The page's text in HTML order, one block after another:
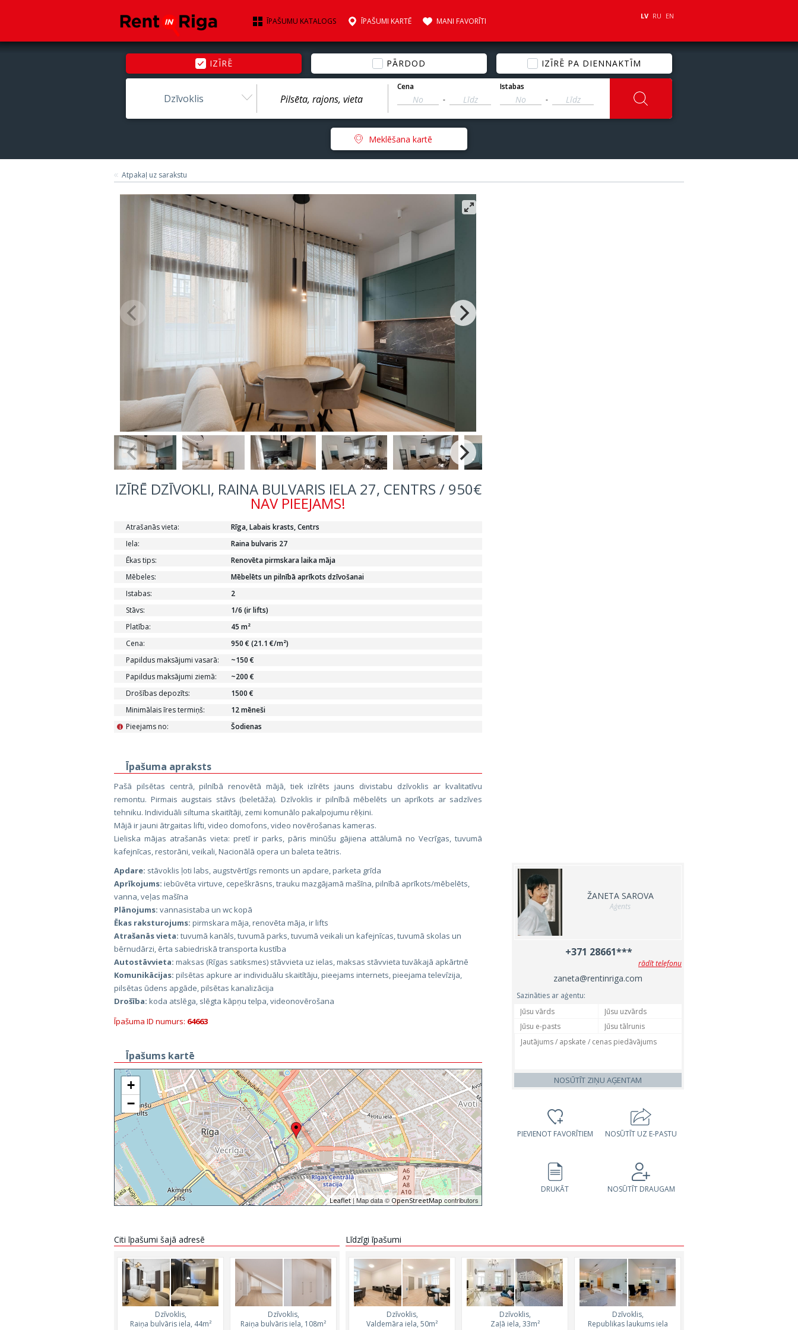
ĪPAŠUMU KATALOGS ĪPAŠUMI KARTĒ MANI FAVORĪTI
LV RU EN
IZĪRĒ PĀRDOD IZĪRĒ PA DIENNAKTĪM
Dzīvoklis
Cena
-
Istabas
-
Meklēšana kartē
Atpakaļ uz sarakstu
IZĪRĒ DZĪVOKLI, RAINA BULVARIS IELA 27, CENTRS / 950€
NAV PIEEJAMS!
Atrašanās vieta:
Rīga, Labais krasts, Centrs
Iela:
Raina bulvaris 27
Ēkas tips:
Renovēta pirmskara laika māja
Mēbeles:
Mēbelēts un pilnībā aprīkots dzīvošanai
Istabas:
2
Stāvs:
1/6 (ir lifts)
Platība:
45 m²
Cena:
950 € (21.1 €/m²)
Papildus maksājumi vasarā:
~150 €
Papildus maksājumi ziemā:
~200 €
Drošības depozīts:
1500 €
Minimālais īres termiņš:
12 mēneši
Pieejams no:
i Šodienas
Īpašuma apraksts
Pašā pilsētas centrā, pilnībā renovētā mājā, tiek izīrēts jauns divistabu dzīvoklis ar kvalitatīvu
remontu. Pirmais augstais stāvs (beletāža). Dzīvoklis ir pilnībā mēbelēts un aprīkots ar sadzīves
tehniku. Individuāli siltuma skaitītāji, zemi komunālo pakalpojumu rēķini.
Mājā ir jauni ātrgaitas lifti, video domofons, video novērošanas kameras.
Lieliska mājas atrašanās vieta: pretī ir parks, pāris minūšu gājiena attālumā no Vecrīgas, tuvumā
kafejnīcas, restorāni, veikali, Nacionālā opera un baleta teātris.
Apdare: stāvoklis ļoti labs, augstvērtīgs remonts un apdare, parketa grīda
Aprīkojums: iebūvēta virtuve, cepeškrāsns, trauku mazgājamā mašīna, pilnībā aprīkots/mēbelēts,
vanna, veļas mašīna
Plānojums: vannasistaba un wc kopā
Ēkas raksturojums: pirmskara māja, renovēta māja, ir lifts
Atrašanās vieta: tuvumā kanāls, tuvumā parks, tuvumā veikali un kafejnīcas, tuvumā skolas un
bērnudārzi, ērta sabiedriskā transporta kustība
Autostāvvieta: maksas (Rīgas satiksmes) stāvvieta uz ielas, maksas stāvvieta tuvākajā apkārtnē
Komunikācijas: pilsētas apkure ar individuālu skaitītāju, pieejams internets, pieejama televīzija,
pilsētas ūdens apgāde, pilsētas kanalizācija
Drošība: koda atslēga, slēgta kāpņu telpa, videonovērošana
Īpašuma ID numurs: 64663
Īpašums kartē
+
−
Leaflet| Map data © OpenStreetMapcontributors
ŽANETA SAROVA
Aģents
+371 28661***
rādīt telefonu
zaneta@rentinriga.com
Sazināties ar aģentu:
NOSŪTĪT ZIŅU AĢENTAM
PIEVIENOT FAVORĪTIEM NOSŪTĪT UZ E-PASTU
DRUKĀT NOSŪTĪT DRAUGAM
Citi īpašumi šajā adresē
Dzīvoklis,
Raiņa bulvāris iela, 44m²
Dzīvoklis,
Raiņa bulvāris iela, 108m²
Dzīvoklis,
Raiņa bulvāris iela, 86m²
Dzīvoklis,
Raiņa bulvāris iela, 27m²
Līdzīgi īpašumi
Dzīvoklis,
Valdemāra iela, 50m²
Dzīvoklis,
Zaļā iela, 33m²
Dzīvoklis,
Republikas laukums iela